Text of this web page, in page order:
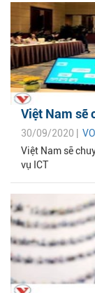
Việt Nam sẽ
30/09/2020 |
Việt Nam sẽ
vụ ICT